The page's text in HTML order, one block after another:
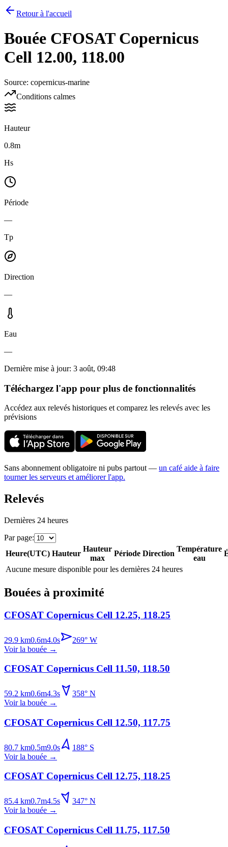
Retour à l'accueil
Bouée CFOSAT Copernicus
Cell 12.00, 118.00
Source: copernicus-marine
Conditions calmes
Hauteur
0.8m
Hs
Période
—
Tp
Direction
—
Eau
—
Dernière mise à jour: 3 août, 09:48
Téléchargez l'app pour plus de fonctionnalités
Accédez aux relevés historiques et comparez les relevés avec les
prévisions
Sans abonnement obligatoire ni pubs partout — un café aide à faire
tourner les serveurs et améliorer l'app.
Relevés
Dernières 24 heures
Par page:
Heure(UTC) Hauteur
Hauteur
max
Période Direction
Température
eau
Aucune mesure disponible pour les dernières 24 heures
Bouées à proximité
CFOSAT Copernicus Cell 12.25, 118.25
29.9 km0.6m4.0s 269° W
Voir la bouée →
CFOSAT Copernicus Cell 11.50, 118.50
59.2 km0.6m4.3s 358° N
Voir la bouée →
CFOSAT Copernicus Cell 12.50, 117.75
80.7 km0.5m9.0s 188° S
Voir la bouée →
CFOSAT Copernicus Cell 12.75, 118.25
85.4 km0.7m4.5s 347° N
Voir la bouée →
CFOSAT Copernicus Cell 11.75, 117.50